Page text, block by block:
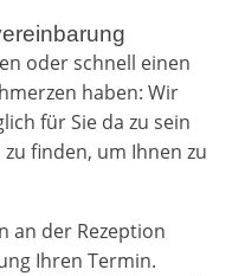
oder schnell einen
haben: Wir
für Sie da zu sein
finden, um Ihnen zu
an der Rezeption
Ihren Termin.